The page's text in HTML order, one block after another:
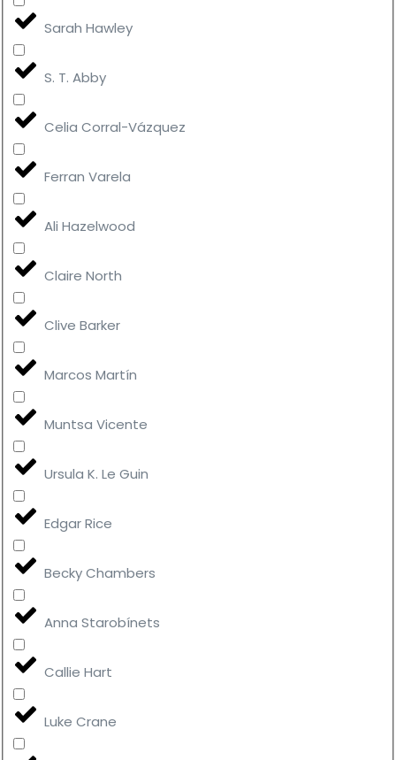
Sarah Hawley
S. T. Abby
Celia Corral-Vázquez
Ferran Varela
Ali Hazelwood
Claire North
Clive Barker
Marcos Martín
Muntsa Vicente
Ursula K. Le Guin
Edgar Rice
Becky Chambers
Anna Starobínets
Callie Hart
Luke Crane